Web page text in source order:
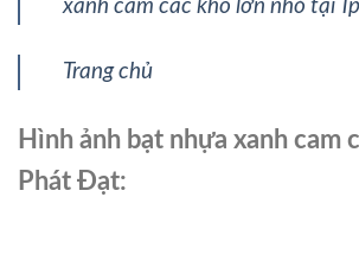
xanh cam các khổ lớn nhỏ tại
Trang chủ
Hình ảnh bạt nhựa xanh cam
Phát Đạt: